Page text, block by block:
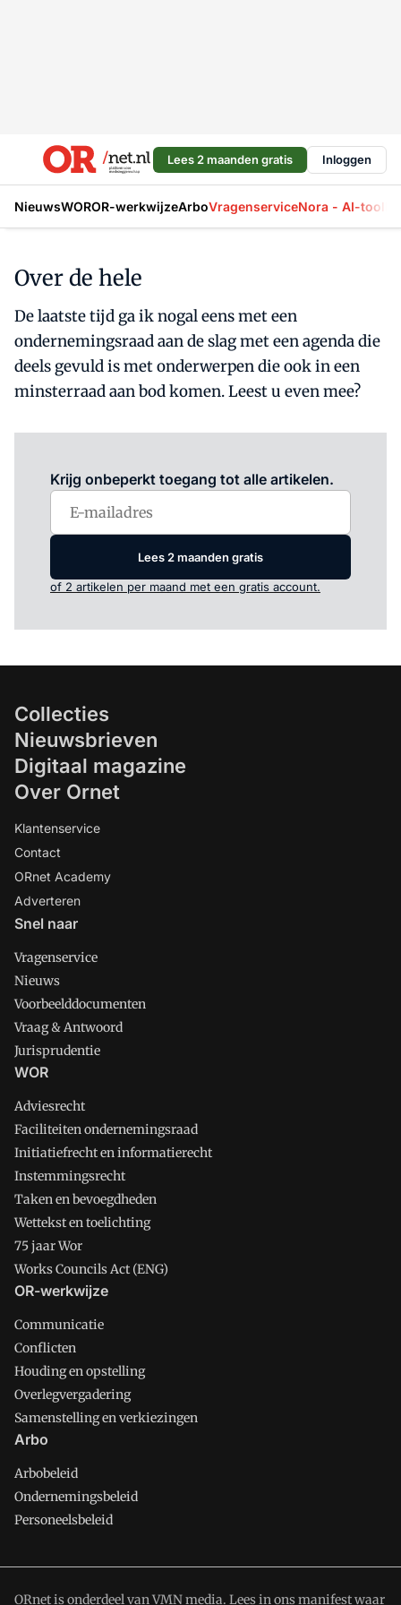
Lees 2 maanden gratis Inloggen
NieuwsWOROR-werkwijzeArboVragenserviceNora - AI-tool
Over de hele
De laatste tijd ga ik nogal eens met een
ondernemingsraad aan de slag met een agenda die
deels gevuld is met onderwerpen die ook in een
minsterraad aan bod komen. Leest u even mee?
Krijg onbeperkt toegang tot alle artikelen.
Lees 2 maanden gratis
of 2 artikelen per maand met een gratis account.
Collecties
Nieuwsbrieven
Digitaal magazine
Over Ornet
Klantenservice
Contact
ORnet Academy
Adverteren
Snel naar
Vragenservice
Nieuws
Voorbeelddocumenten
Vraag & Antwoord
Jurisprudentie
WOR
Adviesrecht
Faciliteiten ondernemingsraad
Initiatiefrecht en informatierecht
Instemmingsrecht
Taken en bevoegdheden
Wettekst en toelichting
75 jaar Wor
Works Councils Act (ENG)
OR-werkwijze
Communicatie
Conflicten
Houding en opstelling
Overlegvergadering
Samenstelling en verkiezingen
Arbo
Arbobeleid
Ondernemingsbeleid
Personeelsbeleid
ORnet is onderdeel van VMN media. Lees inons manifestwaar